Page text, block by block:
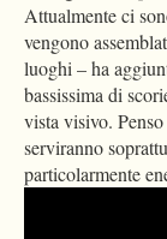
Attualmente ci
vengono
luoghi – ha
bassissima di
vista visivo.
serviranno
particolarmente